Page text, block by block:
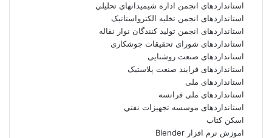
استانداردهای انجمن اداره شيميدانهاي تحليلي
استانداردهای انجمن تخليه الکترواستاتيک
استانداردهای انجمن توليد کنندگان نوار نقاله
استانداردهای شورای تحقیقات جوشکاری
استانداردهای صنعت روشنایی
استانداردهای فرايند صنعت پلاستيک
استانداردهای ملی
استانداردهای ملی فرانسه
استانداردهای موسسه تجهيزات نفتي
اسکن کتاب
اموزش نرم افزار Blender